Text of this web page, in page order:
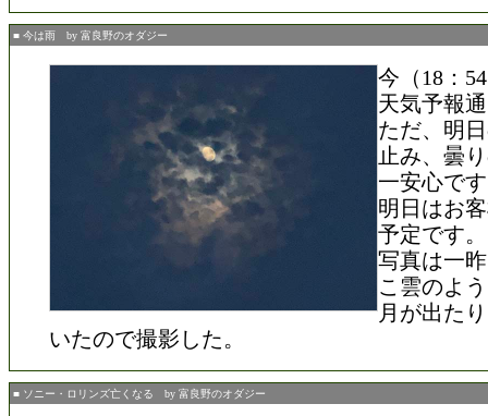
■ 今は雨 by 富良野のオダジー
今（18：
天気予報
ただ、明
止み、曇
一安心で
明日はお
予定です。
写真は一
こ雲のよ
月が出た
いたので撮影した。
■ ソニー・ロリンズ亡くなる by 富良野のオダジー